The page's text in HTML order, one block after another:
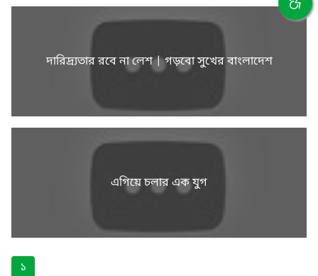
দারিদ্র্যতার রবে না লেশ | গড়বো সুখের বাংলাদেশ
এগিয়ে চলার এক যুগ
১